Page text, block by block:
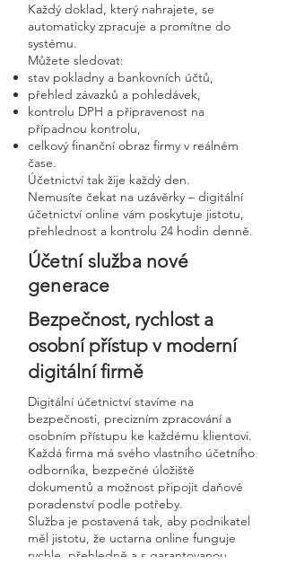
Každý doklad, který nahrajete, se
automaticky zpracuje a promítne do
systému.
Můžete sledovat:
stav pokladny a bankovních účtů,
přehled závazků a pohledávek,
kontrolu DPH a připravenost na
případnou kontrolu,
celkový finanční obraz firmy v reálném
čase.
Účetnictví tak žije každý den.
Nemusíte čekat na uzávěrky – digitální
účetnictví online vám poskytuje jistotu,
přehlednost a kontrolu 24 hodin denně.
Účetní služba nové
generace
Bezpečnost, rychlost a
osobní přístup v moderní
digitální firmě
Digitální účetnictví stavíme na
bezpečnosti, precizním zpracování a
osobním přístupu ke každému klientovi.
Každá firma má svého vlastního účetního
odborníka, bezpečné úložiště
dokumentů a možnost připojit daňové
poradenství podle potřeby.
Služba je postavená tak, aby podnikatel
měl jistotu, že uctarna online funguje
rychle, přehledně a s garantovanou